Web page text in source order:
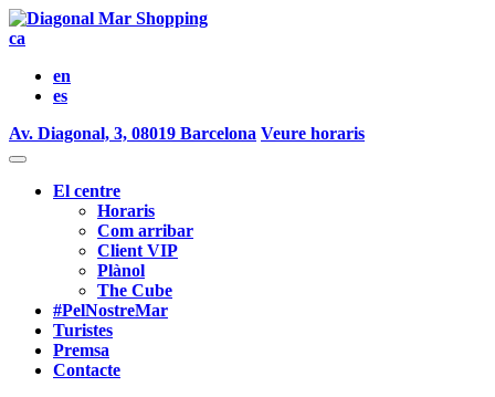
ca
en
es
Av. Diagonal, 3, 08019 Barcelona Veure horaris
El centre
Horaris
Com arribar
Client VIP
Plànol
The Cube
#PelNostreMar
Turistes
Premsa
Contacte